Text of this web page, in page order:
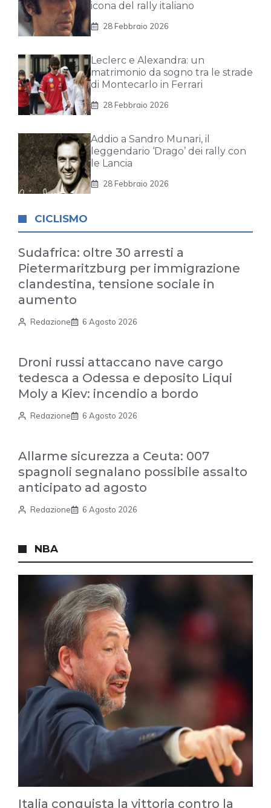
icona del rally italiano
28 Febbraio 2026
Leclerc e Alexandra: un
matrimonio da sogno tra le strade
di Montecarlo in Ferrari
28 Febbraio 2026
Addio a Sandro Munari, il
leggendario ‘Drago’ dei rally con
le Lancia
28 Febbraio 2026
CICLISMO
Sudafrica: oltre 30 arresti a
Pietermaritzburg per immigrazione
clandestina, tensione sociale in
aumento
Redazione 6 Agosto 2026
Droni russi attaccano nave cargo
tedesca a Odessa e deposito Liqui
Moly a Kiev: incendio a bordo
Redazione 6 Agosto 2026
Allarme sicurezza a Ceuta: 007
spagnoli segnalano possibile assalto
anticipato ad agosto
Redazione 6 Agosto 2026
NBA
Italia conquista la vittoria contro la